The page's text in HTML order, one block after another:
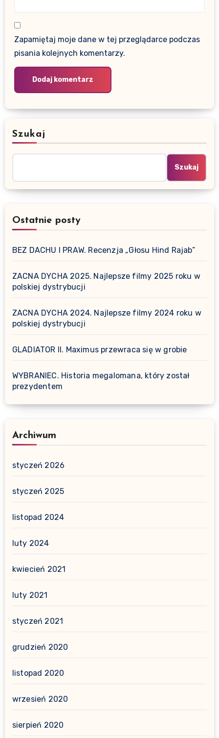
Zapamiętaj moje dane w tej przeglądarce podczas
pisania kolejnych komentarzy.
Szukaj
Szukaj
Ostatnie posty
BEZ DACHU I PRAW. Recenzja „Głosu Hind Rajab”
ZACNA DYCHA 2025. Najlepsze filmy 2025 roku w
polskiej dystrybucji
ZACNA DYCHA 2024. Najlepsze filmy 2024 roku w
polskiej dystrybucji
GLADIATOR II. Maximus przewraca się w grobie
WYBRANIEC. Historia megalomana, który został
prezydentem
Archiwum
styczeń 2026
styczeń 2025
listopad 2024
luty 2024
kwiecień 2021
luty 2021
styczeń 2021
grudzień 2020
listopad 2020
wrzesień 2020
sierpień 2020